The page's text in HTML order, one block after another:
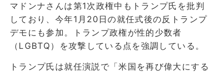
マドンナさんは第1次政権中もトランプ氏を批判
しており、今年1月20日の就任式後の反トランプ
デモにも参加。トランプ政権が性的少数者
（LGBTQ）を攻撃している点を強調している。
トランプ氏は就任演説で「米国を再び偉大にする